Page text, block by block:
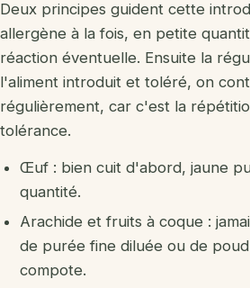
Deux principes guident cette
allergène à la fois, en petite
réaction éventuelle. Ensuite la
l'aliment introduit et toléré, on
régulièrement, car c'est la
tolérance.
Œuf : bien cuit d'abord, jaune
quantité.
Arachide et fruits à coque :
de purée fine diluée ou de
compote.